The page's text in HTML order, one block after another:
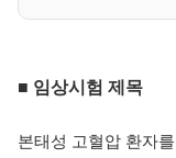
■ 임상시험 제목
본태성 고혈압 환자